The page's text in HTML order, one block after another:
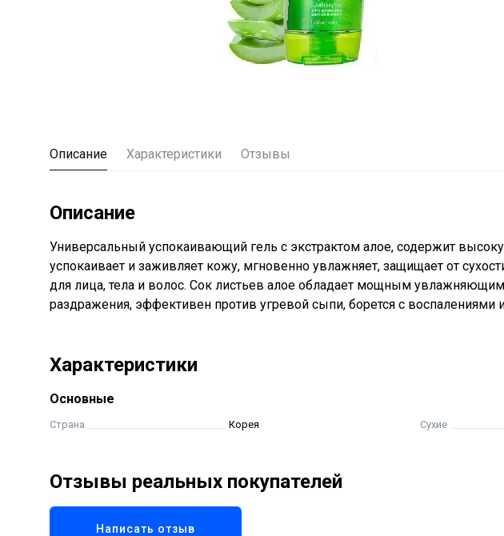
Описание Характеристики Отзывы
Описание
Универсальный успокаивающий гель с экстрактом алое, содержит
успокаивает и заживляет кожу, мгновенно увлажняет, защищает от
для лица, тела и волос. Сок листьев алое обладает мощным
раздражения, эффективен против угревой сыпи, борется с воспалениями
Характеристики
Основные
Страна Корея Сухие
Отзывы реальных покупателей
Написать отзыв